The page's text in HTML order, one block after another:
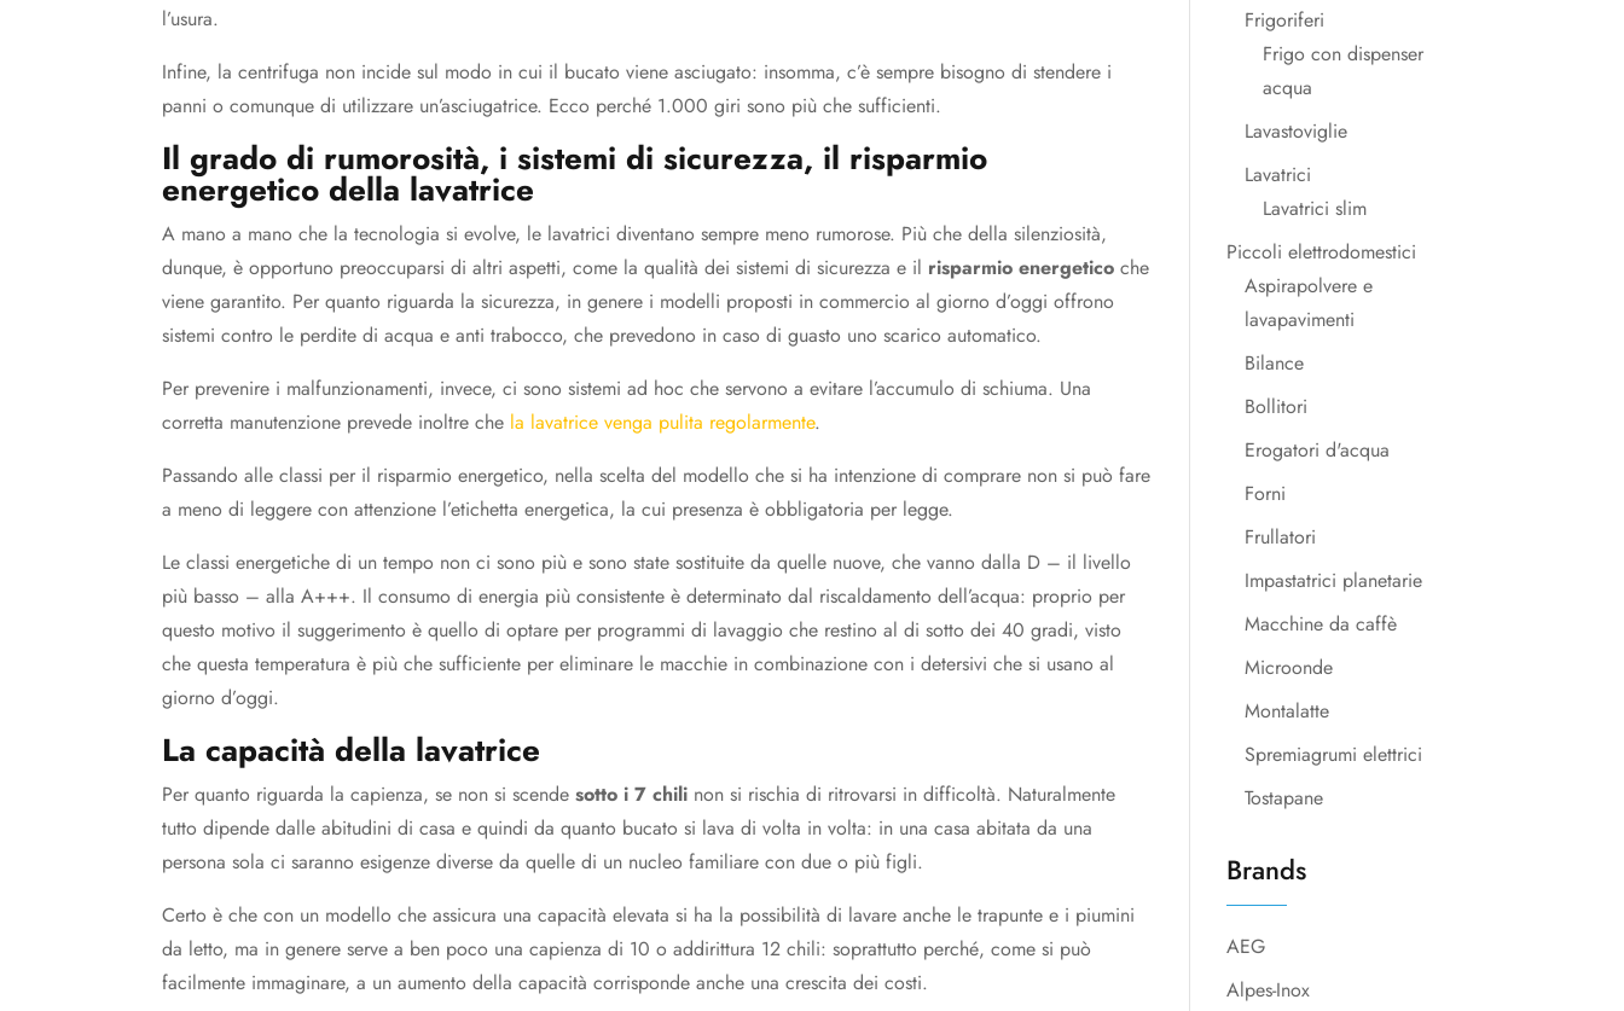
l’usura.
Infine, la centrifuga non incide sul modo in cui il bucato viene asciugato: insomma, c’è sempre bisogno di stendere i
panni o comunque di utilizzare un’asciugatrice. Ecco perché 1.000 giri sono più che sufficienti.
Il grado di rumorosità, i sistemi di sicurezza, il risparmio
energetico della lavatrice
A mano a mano che la tecnologia si evolve, le lavatrici diventano sempre meno rumorose. Più che della silenziosità,
dunque, è opportuno preoccuparsi di altri aspetti, come la qualità dei sistemi di sicurezza e il risparmio energetico che
viene garantito. Per quanto riguarda la sicurezza, in genere i modelli proposti in commercio al giorno d’oggi offrono
sistemi contro le perdite di acqua e anti trabocco, che prevedono in caso di guasto uno scarico automatico.
Per prevenire i malfunzionamenti, invece, ci sono sistemi ad hoc che servono a evitare l’accumulo di schiuma. Una
corretta manutenzione prevede inoltre che la lavatrice venga pulita regolarmente.
Passando alle classi per il risparmio energetico, nella scelta del modello che si ha intenzione di comprare non si può fare
a meno di leggere con attenzione l’etichetta energetica, la cui presenza è obbligatoria per legge.
Le classi energetiche di un tempo non ci sono più e sono state sostituite da quelle nuove, che vanno dalla D – il livello
più basso – alla A+++. Il consumo di energia più consistente è determinato dal riscaldamento dell’acqua: proprio per
questo motivo il suggerimento è quello di optare per programmi di lavaggio che restino al di sotto dei 40 gradi, visto
che questa temperatura è più che sufficiente per eliminare le macchie in combinazione con i detersivi che si usano al
giorno d’oggi.
La capacità della lavatrice
Per quanto riguarda la capienza, se non si scendesotto i 7 chili non si rischia di ritrovarsi in difficoltà. Naturalmente
tutto dipende dalle abitudini di casa e quindi da quanto bucato si lava di volta in volta: in una casa abitata da una
persona sola ci saranno esigenze diverse da quelle di un nucleo familiare con due o più figli.
Certo è che con un modello che assicura una capacità elevata si ha la possibilità di lavare anche le trapunte e i piumini
da letto, ma in genere serve a ben poco una capienza di 10 o addirittura 12 chili: soprattutto perché, come si può
facilmente immaginare, a un aumento della capacità corrisponde anche una crescita dei costi.
Frigoriferi
Frigo con dispenser
acqua
Lavastoviglie
Lavatrici
Lavatrici slim
Piccoli elettrodomestici
Aspirapolvere e
lavapavimenti
Bilance
Bollitori
Erogatori d'acqua
Forni
Frullatori
Impastatrici planetarie
Macchine da caffè
Microonde
Montalatte
Spremiagrumi elettrici
Tostapane
Brands
AEG
Alpes-Inox